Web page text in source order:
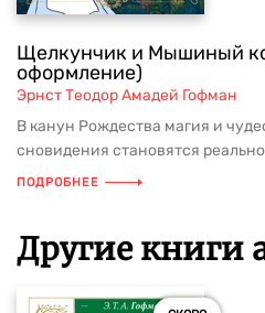
Щелкунчик и Мышиный
оформление)
Эрнст Теодор Амадей Гофман
В канун Рождества магия и
сновидения становятся
ПОДРОБНЕЕ
Другие книги